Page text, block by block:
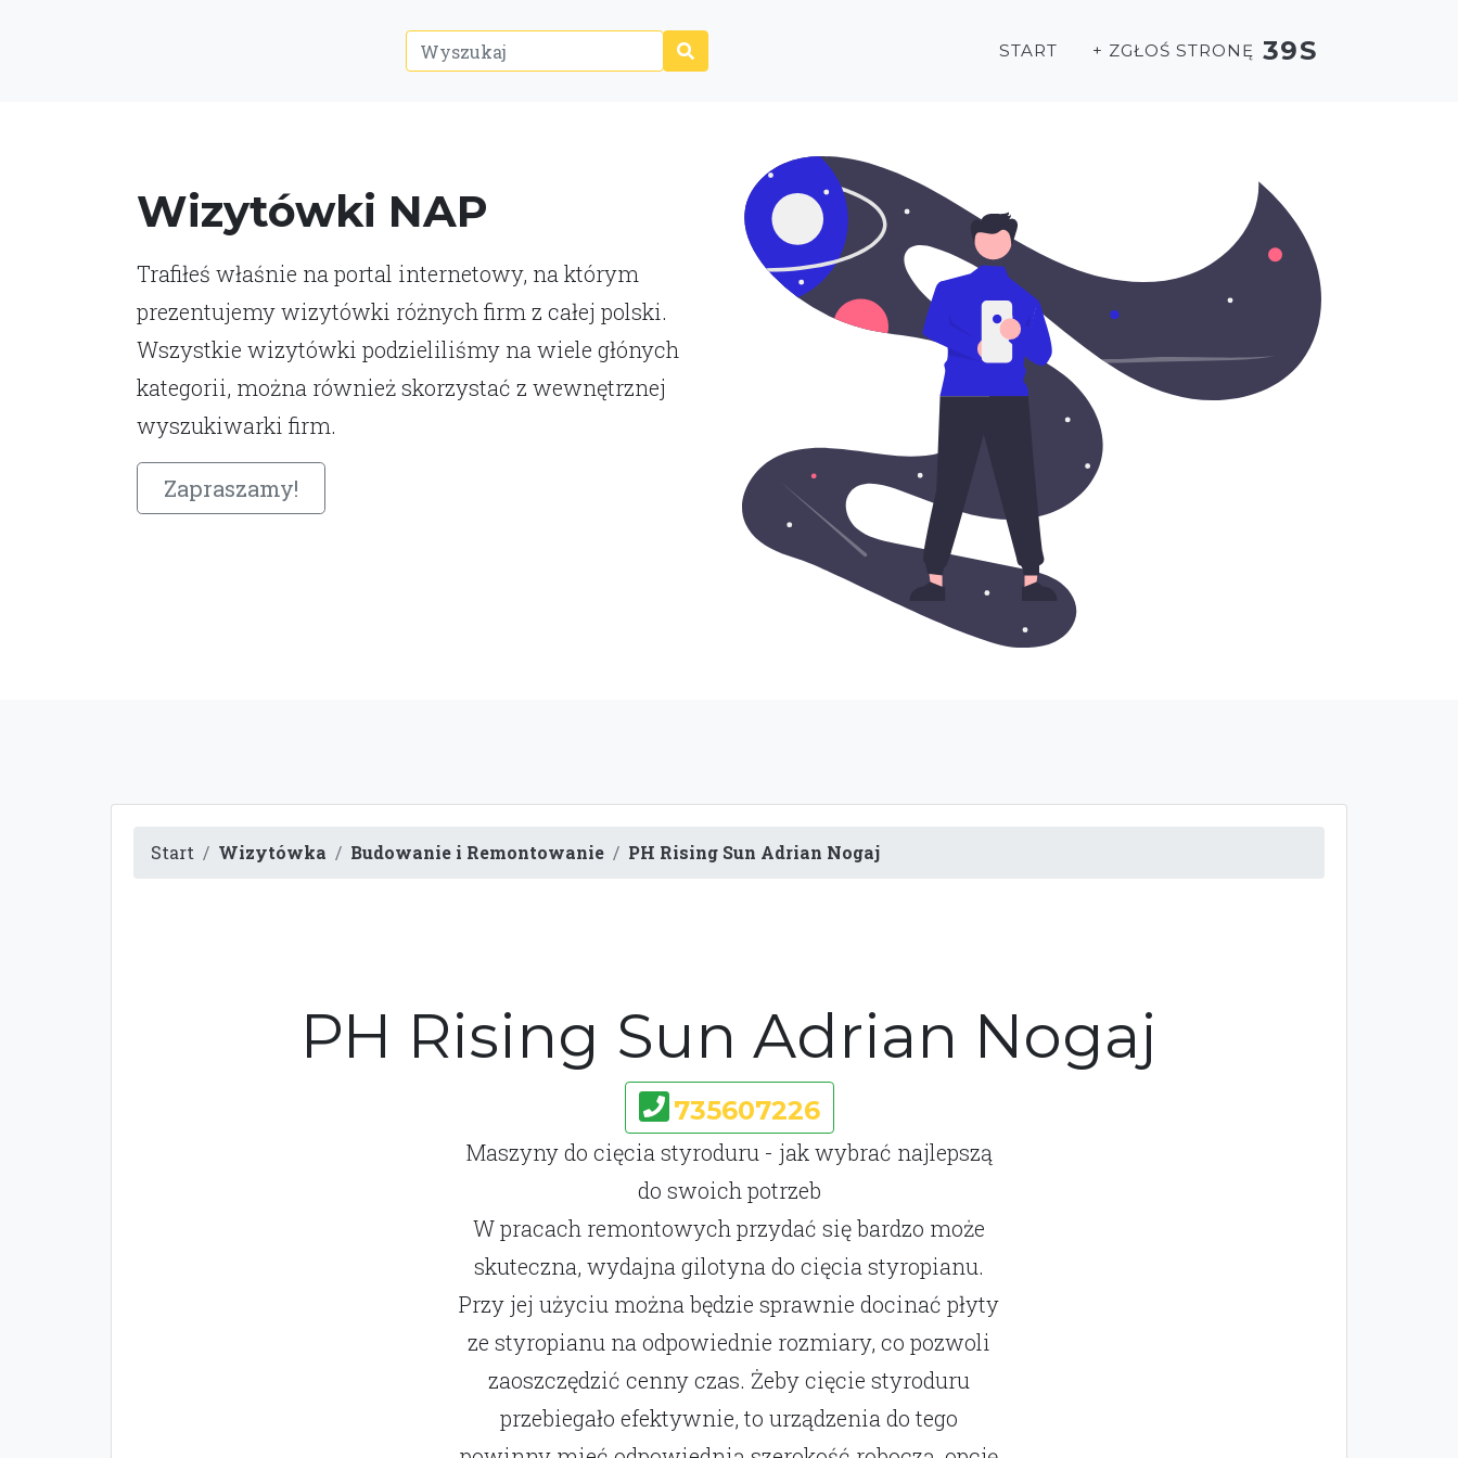
Wizytówki NAP
Trafiłeś właśnie na portal internetowy, na którym
prezentujemy wizytówki różnych firm z całej polski.
Wszystkie wizytówki podzieliliśmy na wiele głónych
kategorii, można również skorzystać z wewnętrznej
wyszukiwarki firm.
Zapraszamy!
START + ZGŁOŚ STRONĘ 39S
Start Wizytówka Budowanie i Remontowanie PH Rising Sun Adrian Nogaj
PH Rising Sun Adrian Nogaj
735607226
Maszyny do cięcia styroduru - jak wybrać najlepszą
do swoich potrzeb
W pracach remontowych przydać się bardzo może
skuteczna, wydajna gilotyna do cięcia styropianu.
Przy jej użyciu można będzie sprawnie docinać płyty
ze styropianu na odpowiednie rozmiary, co pozwoli
zaoszczędzić cenny czas. Żeby cięcie styroduru
przebiegało efektywnie, to urządzenia do tego